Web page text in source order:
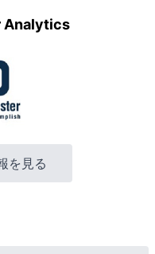
Analytics
を見る